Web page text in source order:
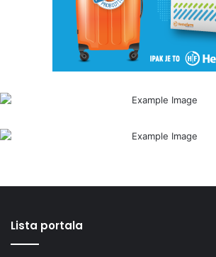
Lista portala